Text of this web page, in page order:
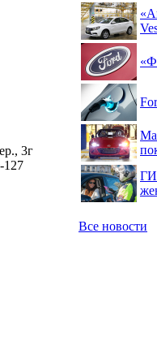
3г
127
Все новости